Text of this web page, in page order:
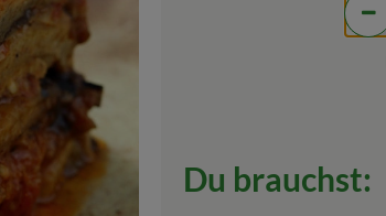
Du brauchst: